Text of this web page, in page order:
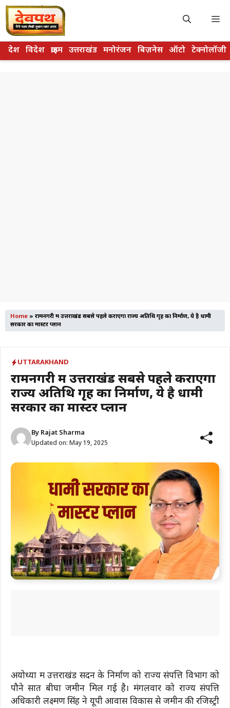
Skip
to
content
देश विदेश क्राइम उत्तराखंड मनोरंजन बिज़नेस ऑटो टेक्नोलॉजी
Home » रामनगरी में उत्तराखंड सबसे पहले कराएगा राज्य अतिथि गृह का निर्माण, ये है धामी
सरकार का मास्टर प्लान
UTTARAKHAND
रामनगरी में उत्तराखंड सबसे पहले कराएगा
राज्य अतिथि गृह का निर्माण, ये है धामी
सरकार का मास्टर प्लान
By Rajat Sharma
Updated on: May 19, 2025
अयोध्या में उत्तराखंड सदन के निर्माण को राज्य संपत्ति विभाग को
पौने सात बीघा जमीन मिल गई है। मंगलवार को राज्य संपत्ति
अधिकारी लक्ष्मण सिंह ने यूपी आवास विकास से जमीन की रजिस्ट्री